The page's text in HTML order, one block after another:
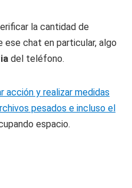
la cantidad de
ese chat en particular, algo
del teléfono.
acción y realizar medidas
pesados e incluso el
espacio.